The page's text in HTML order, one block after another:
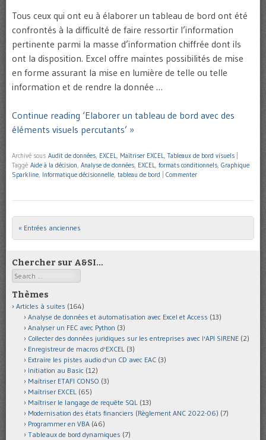
Tous ceux qui ont eu à élaborer un tableau de bord ont été
confrontés à la difficulté de faire ressortir l’information
pertinente parmi la masse d’information chiffrée dont ils
ont la disposition. Excel offre maintes possibilités de mise
en forme assurant la mise en lumière de telle ou telle
information et de rendre la donnée …
Continue reading ‘Elaborer un tableau de bord avec des
éléments visuels percutants’ »
Archivé sous Audit de données, EXCEL, Maîtriser EXCEL, Tableaux de bord visuels
Taggé Aide à la décision, Analyse de données, EXCEL, formats conditionnels, Graphique
Sparkline, Informatique décisionnelle, tableau de bord Commenter
Post navigation
« Entrées anciennes
Chercher sur A&SI…
Search
Thèmes
Articles à suites (164)
Analyse de données et automatisation avec Excel et Access (13)
Analyser un FEC avec Python (3)
Collecter des données juridiques sur les entreprises avec l'API SIRENE (2)
Enregistreur de macros d'EXCEL (3)
Extraire les pistes audio d'un CD avec EAC (3)
Initiation au Basic (12)
Maîtriser ETAFI CONSO (3)
Maîtriser EXCEL (65)
Maîtriser le langage de requête SQL (13)
Modernisation des états financiers (Règlement ANC 2022-06) (7)
Programmer en VBA (46)
Tableaux de bord dynamiques (7)